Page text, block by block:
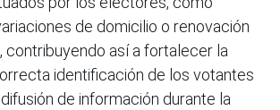
de domicilio o renovación
contribuyendo así a fortalecer la
identificación de los votantes
de información durante la